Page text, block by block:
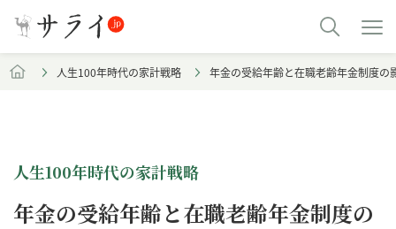
人生100年時代の家計戦略 年金の受給年齢と在職老齢年金制度
人生100年時代の家計戦略
年金の受給年齢と在職老齢年金制度の